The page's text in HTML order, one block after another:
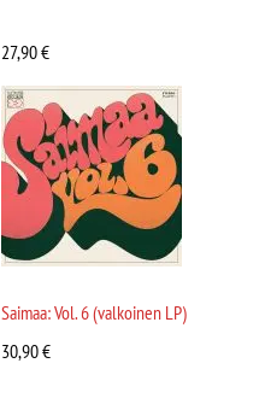
27,90€
Saimaa: Vol. 6 (valkoinen LP)
30,90€